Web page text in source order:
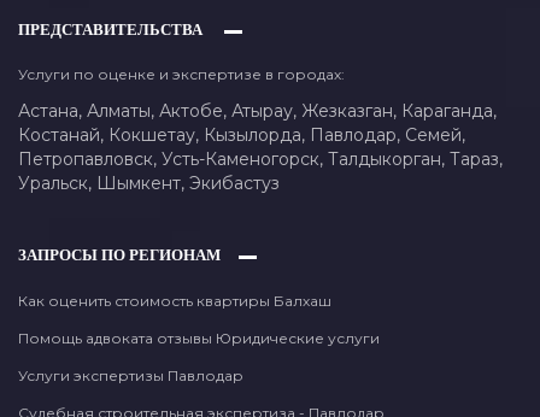
ПРЕДСТАВИТЕЛЬСТВА
Услуги по оценке и экспертизе в городах:
Астана, Алматы, Актобе, Атырау, Жезказган, Караганда,
Костанай, Кокшетау, Кызылорда, Павлодар, Семей,
Петропавловск, Усть-Каменогорск, Талдыкорган, Тараз,
Уральск, Шымкент, Экибастуз
ЗАПРОСЫ ПО РЕГИОНАМ
Как оценить стоимость квартиры Балхаш
Помощь адвоката отзывы Юридические услуги
Услуги экспертизы Павлодар
Судебная строительная экспертиза - Павлодар